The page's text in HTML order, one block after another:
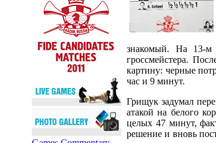
знакомый. На 13-м
гроссмейстера.
картину: черные
час и 9 минут.
Грищук задумал
атакой на белого
целых 47 минут,
решение и вновь